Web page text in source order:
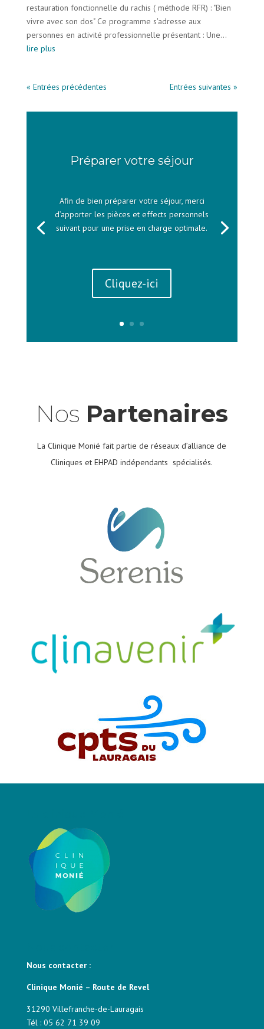
restauration fonctionnelle du rachis ( méthode RFR) : "Bien
vivre avec son dos" Ce programme s'adresse aux
personnes en activité professionnelle présentant : Une...
lire plus
« Entrées précédentes Entrées suivantes »
Préparer votre séjour
Afin de bien préparer votre séjour, merci
d’apporter les pièces et effects personnels
suivant pour une prise en charge optimale.
Cliquez-ici
Nos Partenaires
La Clinique Monié fait partie de réseaux d’alliance de
Cliniques et EHPAD indépendants spécialisés.
Nous contacter :
Clinique Monié – Route de Revel
31290 Villefranche-de-Lauragais
Tél : 05 62 71 39 09